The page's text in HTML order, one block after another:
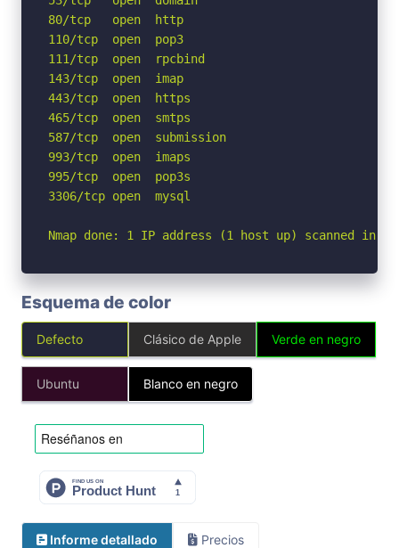
80/tcp   open  http
110/tcp  open  pop3
111/tcp  open  rpcbind
143/tcp  open  imap
443/tcp  open  https
465/tcp  open  smtps
587/tcp  open  submission
993/tcp  open  imaps
995/tcp  open  pop3s
3306/tcp open  mysql
Nmap done: 1 IP address (1 host up) scanned in
Esquema de color
Defecto Clásico de Apple Verde en negro
Ubuntu Blanco en negro
Informe detallado Precios